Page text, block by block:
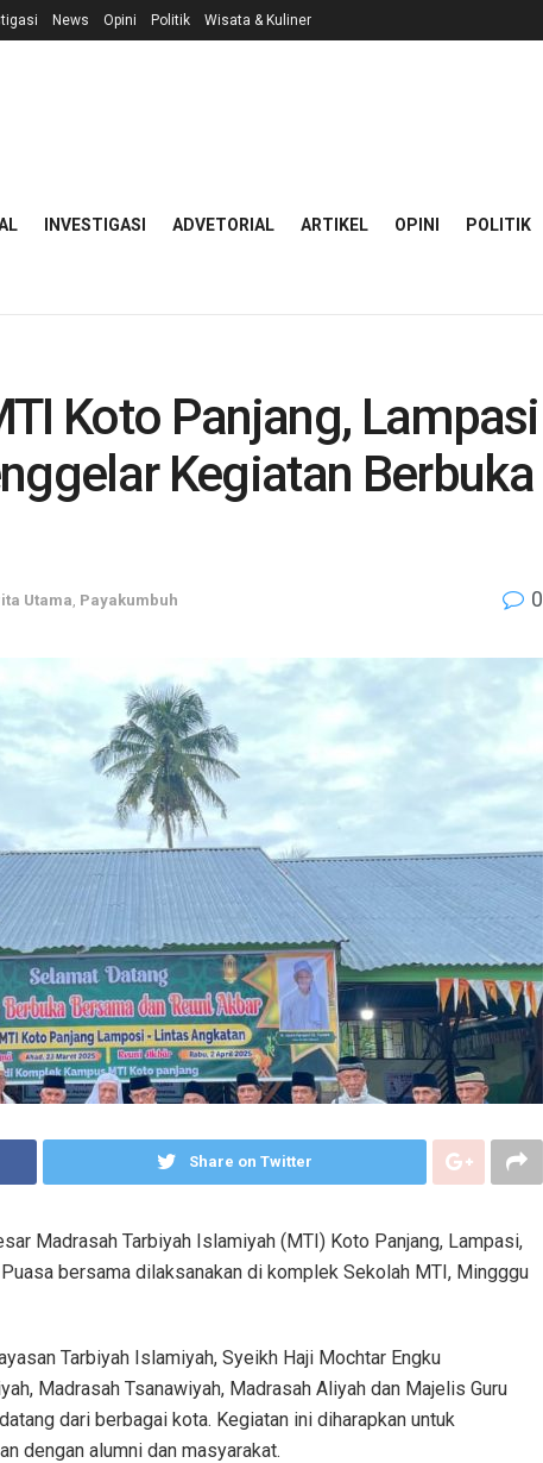
News Opini Politik Wisata & Kuliner
INVESTIGASI ADVETORIAL ARTIKEL OPINI POLITIK
Koto Panjang, Lampasi
Kegiatan Berbuka
Utama Payakumbuh 0
Share on Twitter
Madrasah Tarbiyah Islamiyah (MTI) Koto Panjang, Lampasi,
bersama dilaksanakan di komplek Sekolah MTI, Mingggu
Tarbiyah Islamiyah, Syeikh Haji Mochtar Engku
Madrasah Tsanawiyah, Madrasah Aliyah dan Majelis Guru
dari berbagai kota. Kegiatan ini diharapkan untuk
dengan alumni dan masyarakat.